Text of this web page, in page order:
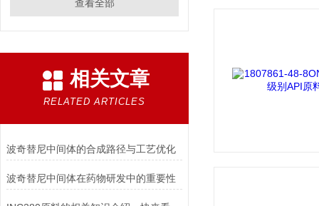
查看全部
相关文章
RELATED ARTICLES
波奇替尼中间体的合成路径与工艺优化
波奇替尼中间体在药物研发中的重要性